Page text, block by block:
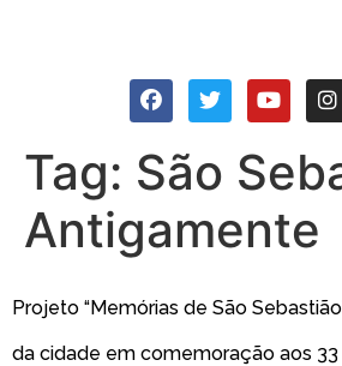
Tag: São
Antigamente
Projeto “Memórias de São
da cidade em comemoração aos 33